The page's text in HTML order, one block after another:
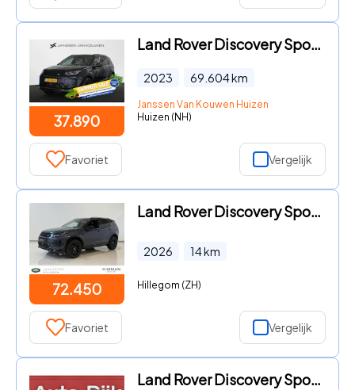
37.890
Land Rover Discovery Sport - P300e 1.5 R-Dynamic SE Panoramadak Meridian Trekhaak Matrix-
2023 69.604km
Janssen Van Kouwen Huizen
Huizen (NH)
Favoriet Vergelijk
72.450
Land Rover Discovery Sport - 1.5 P270e PHEV Business Landmark Edition PRIJSVOORDEEL 7.505
2026 14km
Hillegom (ZH)
Favoriet Vergelijk
Land Rover Discovery Sport - 1.5 P270e PHEV Dynamic HSE LED | Pano | Leder | Camera | Key